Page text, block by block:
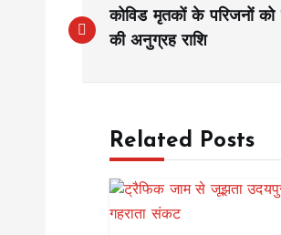
o
कोविड मृतकों के परिजनों को
की अनुग्रह राशि
Related Posts